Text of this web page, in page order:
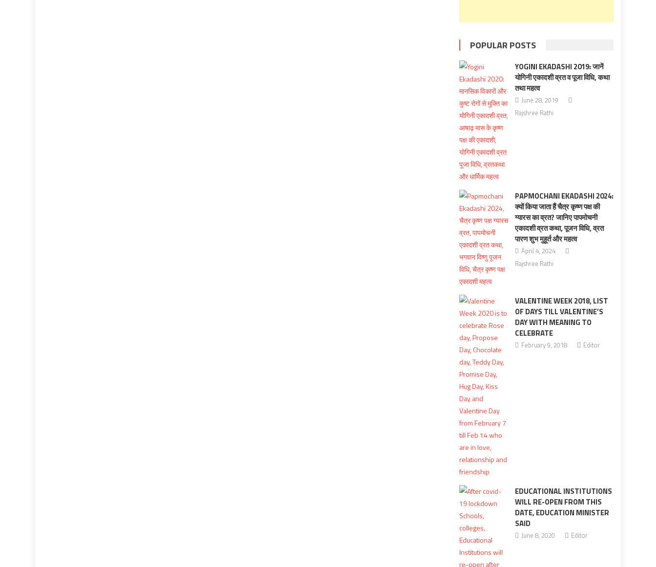
POPULAR POSTS
YOGINI EKADASHI 2019: जानें
योगिनी एकादशी व्रत व पूजा विधि, कथा
तथा महत्व
June 28, 2019
Rajshree Rathi
PAPMOCHANI EKADASHI 2024:
क्यों किया जाता हैं चैत्र कृष्ण पक्ष की
ग्यारस का व्रत? जानिए पापमोचनी
एकादशी व्रत कथा, पूजन विधि, व्रत
पारण शुभ मुहूर्त और महत्व
April 4, 2024
Rajshree Rathi
VALENTINE WEEK 2018, LIST
OF DAYS TILL VALENTINE’S
DAY WITH MEANING TO
CELEBRATE
February 9, 2018 Editor
EDUCATIONAL INSTITUTIONS
WILL RE-OPEN FROM THIS
DATE, EDUCATION MINISTER
SAID
June 8, 2020 Editor